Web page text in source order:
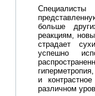
больше
реакциям,
страдает
успешно
и
различном